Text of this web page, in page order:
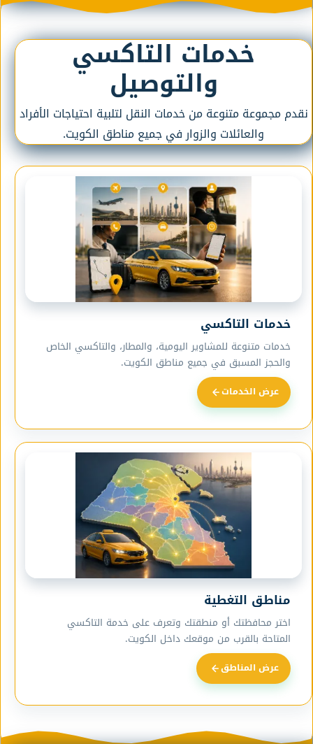
خدمات التاكسي
والتوصيل
نقدم مجموعة متنوعة من خدمات النقل لتلبية احتياجات الأفراد
والعائلات والزوار في جميع مناطق الكويت.
خدمات التاكسي
خدمات متنوعة للمشاوير اليومية، والمطار، والتاكسي الخاص
والحجز المسبق في جميع مناطق الكويت.
عرض الخدمات
مناطق التغطية
اختر محافظتك أو منطقتك وتعرف على خدمة التاكسي
المتاحة بالقرب من موقعك داخل الكويت.
عرض المناطق